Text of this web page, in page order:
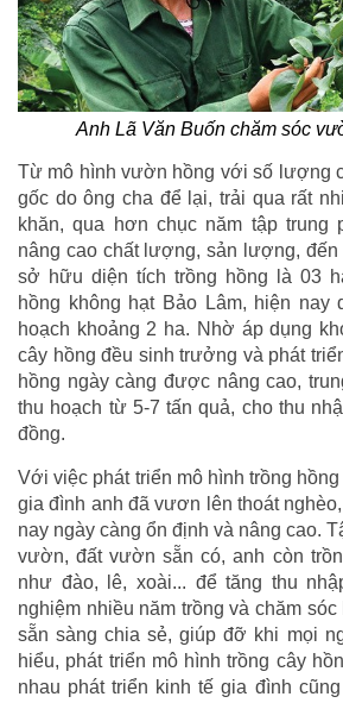
Anh Lã Văn Buốn chăm sóc
Từ mô hình vườn hồng với số lượng
gốc do ông cha để lại, trải qua rất
khăn, qua hơn chục năm tập trung
nâng cao chất lượng, sản lượng,
sở hữu diện tích trồng hồng là 03
hồng không hạt Bảo Lâm, hiện nay
hoạch khoảng 2 ha. Nhờ áp dụng
cây hồng đều sinh trưởng và phát
hồng ngày càng được nâng cao,
thu hoạch từ 5-7 tấn quả, cho thu
đồng.
Với việc phát triển mô hình trồng
gia đình anh đã vươn lên thoát
nay ngày càng ổn định và nâng cao.
vườn, đất vườn sẵn có, anh còn
như đào, lê, xoài... để tăng thu
nghiệm nhiều năm trồng và chăm
sẵn sàng chia sẻ, giúp đỡ khi mọi
hiểu, phát triển mô hình trồng cây
nhau phát triển kinh tế gia đình